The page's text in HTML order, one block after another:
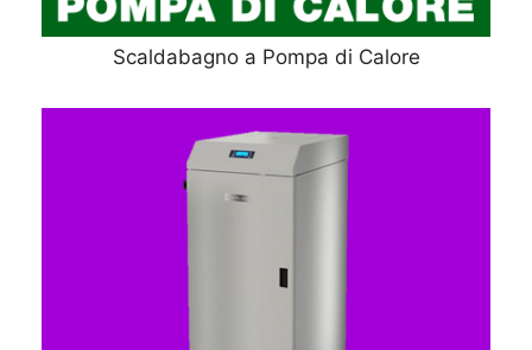
Scaldabagno a Pompa di Calore